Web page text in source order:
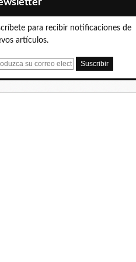
para recibir notificaciones de
artículos.